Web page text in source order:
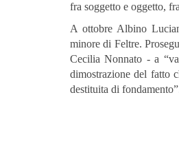
fra soggetto e oggetto,
A ottobre Albino
minore di Feltre.
Cecilia Nonnato - a
dimostrazione del fatto
destituita di